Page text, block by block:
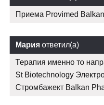
Приема Provimed
Мария ответил(а)
Терапия именно то
St Biotechnology
Стромбажект Balkan